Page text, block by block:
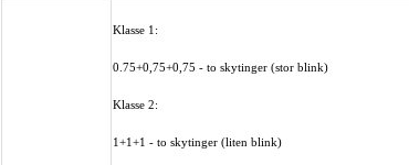
Klasse 1:
0.75+0,75+0,75 - to skytinger (stor blink)
Klasse 2:
1+1+1 - to skytinger (liten blink)